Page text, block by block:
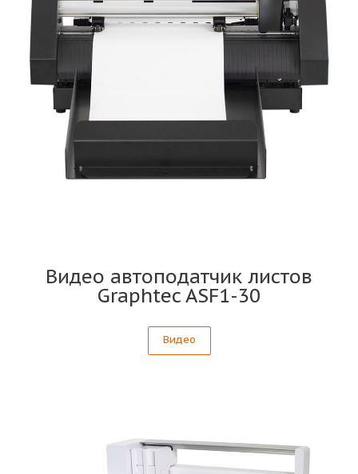
Видео автоподатчик листов
Graphtec ASF1-30
Видео